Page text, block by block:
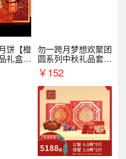
饼【橙
礼盒4
勿一跨月梦想欢聚团
圆系列中秋礼品套装
企业送客户商务伴手
礼
￥152